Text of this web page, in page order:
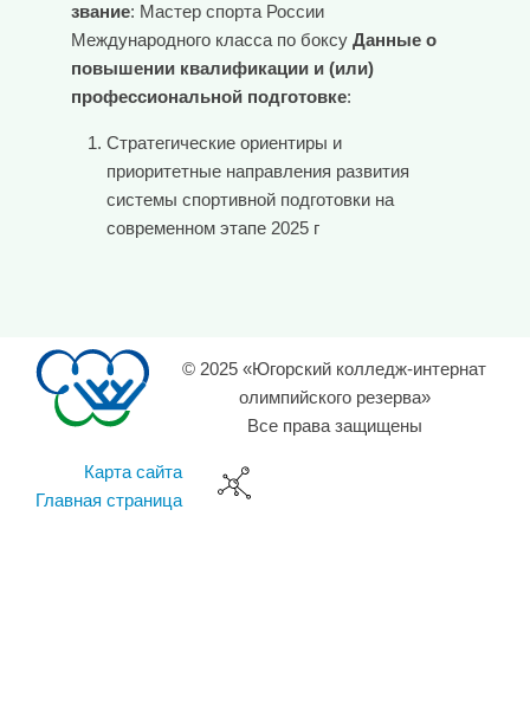
звание: Мастер спорта России
Международного класса по боксу Данные о
повышении квалификации и (или)
профессиональной подготовке:
Стратегические ориентиры и
приоритетные направления развития
системы спортивной подготовки на
современном этапе 2025 г
© 2025 «Югорский колледж-интернат
олимпийского резерва»
Все права защищены
Карта сайта
Главная страница